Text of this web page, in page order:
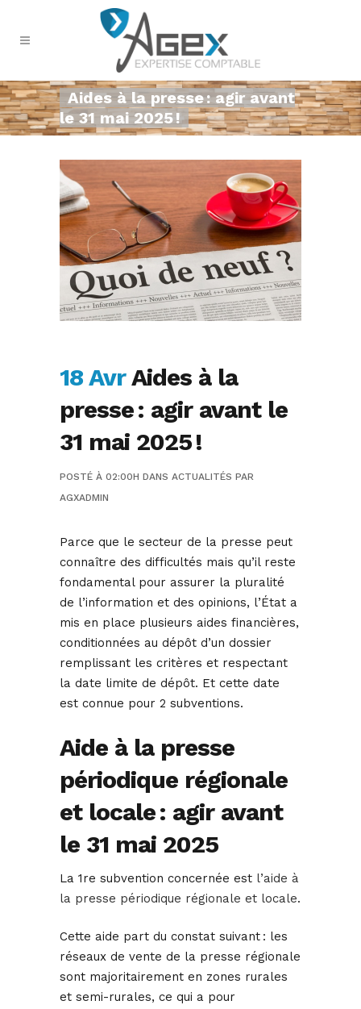
Aides à la presse : agir avant
le 31 mai 2025 !
18 AvrAides à la
presse : agir avant le
31 mai 2025 !
POSTÉ À 02:00H DANS ACTUALITÉS PAR
AGXADMIN
Parce que le secteur de la presse peut
connaître des difficultés mais qu’il reste
fondamental pour assurer la pluralité
de l’information et des opinions, l’État a
mis en place plusieurs aides financières,
conditionnées au dépôt d’un dossier
remplissant les critères et respectant
la date limite de dépôt. Et cette date
est connue pour 2 subventions.
Aide à la presse
périodique régionale
et locale : agir avant
le 31 mai 2025
La 1re subvention concernée est l’aide à
la presse périodique régionale et locale.
Cette aide part du constat suivant : les
réseaux de vente de la presse régionale
sont majoritairement en zones rurales
et semi-rurales, ce qui a pour